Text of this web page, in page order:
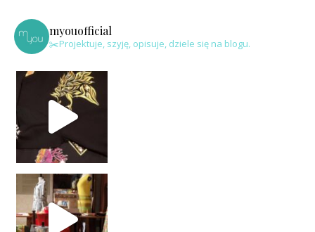
myouofficial
✂️Projektuje, szyję, opisuje, dziele się na blogu.